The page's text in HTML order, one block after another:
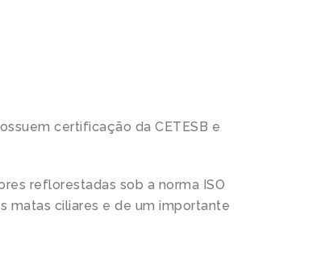
certificação da CETESB e
reflorestadas sob a norma ISO
matas ciliares e de um importante